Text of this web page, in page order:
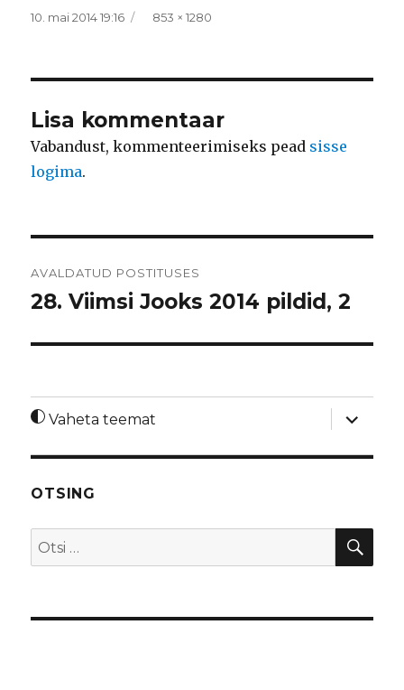
Postitatud
10. mai 2014 19:16 Täissuurus
853 × 1280
Lisa kommentaar
Vabandust, kommenteerimiseks pead sisse
logima.
AVALDATUD POSTITUSES
28. Viimsi Jooks 2014 pildid, 2
Vaheta teemat
laienda
OTSING
Otsi: